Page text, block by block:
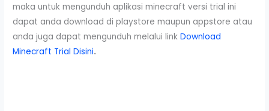
maka untuk mengunduh aplikasi minecraft versi trial ini
dapat anda download di playstore maupun appstore atau
anda juga dapat mengunduh melalui linkDownload
Minecraft Trial Disini.